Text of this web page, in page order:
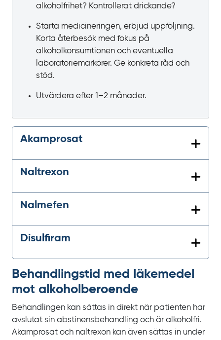
alkoholfrihet? Kontrollerat drickande?
Starta medicineringen, erbjud uppföljning.
Korta återbesök med fokus på
alkoholkonsumtionen och eventuella
laboratoriemarkörer. Ge konkreta råd och
stöd.
Utvärdera efter 1‍–‍2 månader.
Akamprosat
Naltrexon
Nalmefen
Disulfiram
Behandlings­­tid med läkemedel
mot alkohol­beroende
Behandlingen kan sättas in direkt när patienten har
avslutat sin abstinensbehandling och är alkoholfri.
Akamprosat och naltrexon kan även sättas in under